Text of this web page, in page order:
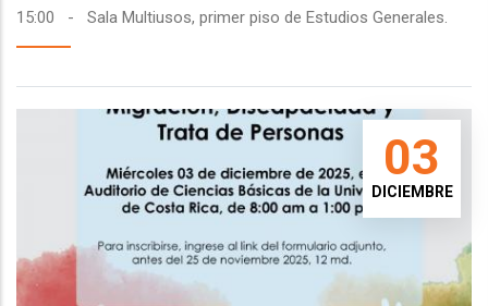
15:00 - Sala Multiusos, primer piso de Estudios Generales.
03
DICIEMBRE